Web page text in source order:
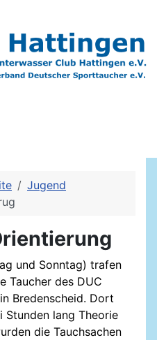
Jugend
und Sonntag) trafen
Taucher des DUC
Bredenscheid. Dort
Stunden lang Theorie
die Tauchsachen